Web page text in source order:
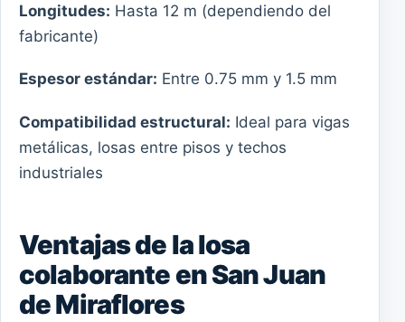
Longitudes: Hasta 12 m (dependiendo del
fabricante)
Espesor estándar: Entre 0.75 mm y 1.5 mm
Compatibilidad estructural: Ideal para vigas
metálicas, losas entre pisos y techos
industriales
Ventajas de la losa
colaborante en San Juan
de Miraflores